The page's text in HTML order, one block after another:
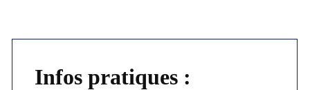
Infos pratiques :